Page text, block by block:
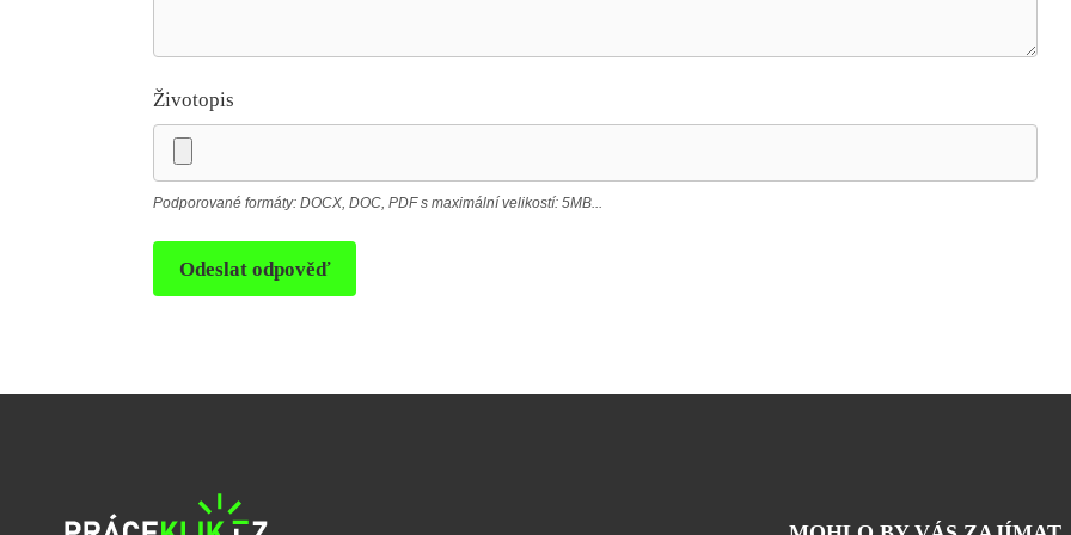
Životopis
Podporované formáty: DOCX, DOC, PDF s maximální velikostí: 5MB...
Odeslat odpověď